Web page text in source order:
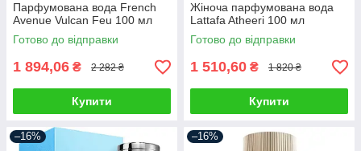
Парфумована вода French
Avenue Vulcan Feu 100 мл
Готово до відправки
1 894,06 ₴ 2 282 ₴
Купити
Жіноча парфумована вода
Lattafa Atheeri 100 мл
Готово до відправки
1 510,60 ₴ 1 820 ₴
Купити
–16% –16%